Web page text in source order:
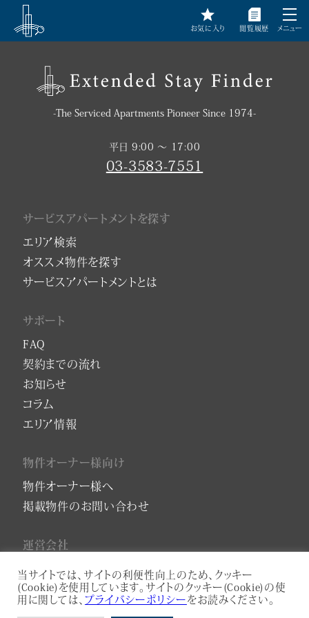
お気に入り 閲覧履歴 メニュー
-The Serviced Apartments Pioneer Since 1974-
平日 9:00 〜 17:00
03-3583-7551
サービスアパートメントを探す
エリア検索
オススメ物件を探す
サービスアパートメントとは
サポート
FAQ
契約までの流れ
お知らせ
コラム
エリア情報
物件オーナー様向け
物件オーナー様へ
掲載物件のお問い合わせ
運営会社
会社概要
プライバシーポリシー
サービスアパートメントコンサルティング
当サイトでは、サイトの利便性向上のため、クッキー
(Cookie)を使用しています。サイトのクッキー(Cookie)の使
用に関しては、 プライバシーポリシー をお読みください。